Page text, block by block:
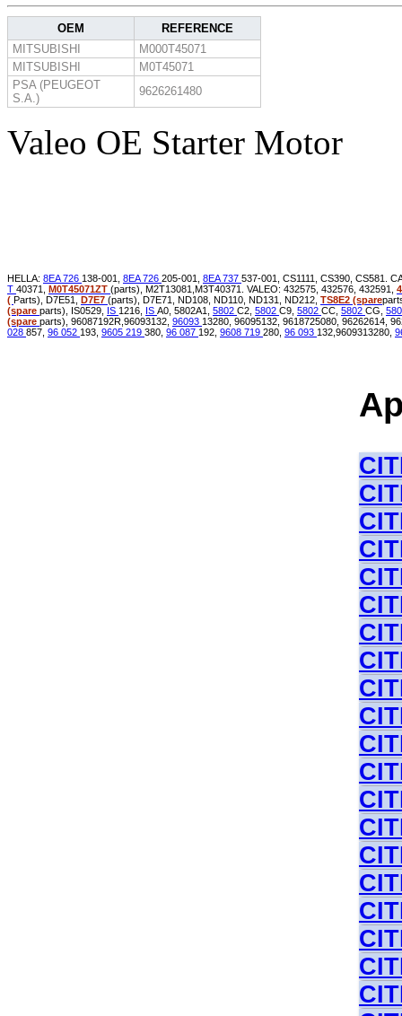
OEM
REFERENCE
MITSUBISHI
M000T45071
MITSUBISHI
M0T45071
PSA (PEUGEOT
S.A.)
9626261480
Valeo OE Starter Motor
HELLA: 8EA 726 138-001, 8EA 726 205-001, 8EA 737 537-001, CS1111, CS390, CS581.
T 40371, M0T45071ZT (parts), M2T13081,M3T40371. VALEO: 432575, 432576, 432591,
( Parts), D7E51, D7E7 (parts), D7E71, ND108, ND110, ND131, ND212, TS8E2 (spare
(spare parts), IS0529, IS 1216, IS A0, 5802A1, 5802 C2, 5802 C9, 5802 CC, 5802 CG,
(spare parts), 96087192R,96093132, 96093 13280, 96095132, 9618725080, 96262614,
028 857, 96 052 193, 9605 219 380, 96 087 192, 9608 719 280, 96 093 132,9609313280,